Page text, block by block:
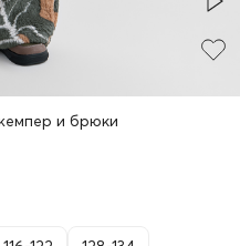
и брюки